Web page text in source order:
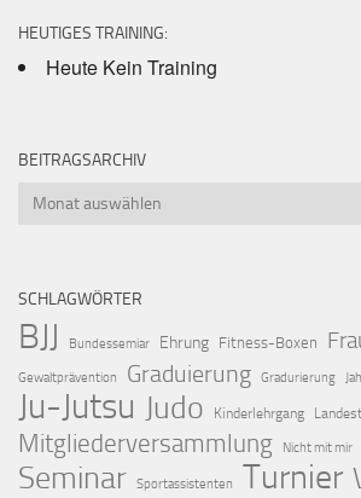
HEUTIGES TRAINING:
Heute Kein Training
BEITRAGSARCHIV
Beitragsarchiv
SCHLAGWÖRTER
BJJ Bundessemiar Ehrung Fitness-Boxen
Gewaltprävention Graduierung Gradurierung
Ju-Jutsu Judo Kinderlehrgang
Mitgliederversammlung Nicht mit mir
Seminar Sportassistenten Turnier